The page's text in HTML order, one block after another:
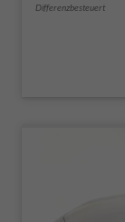
Differenzbesteuert